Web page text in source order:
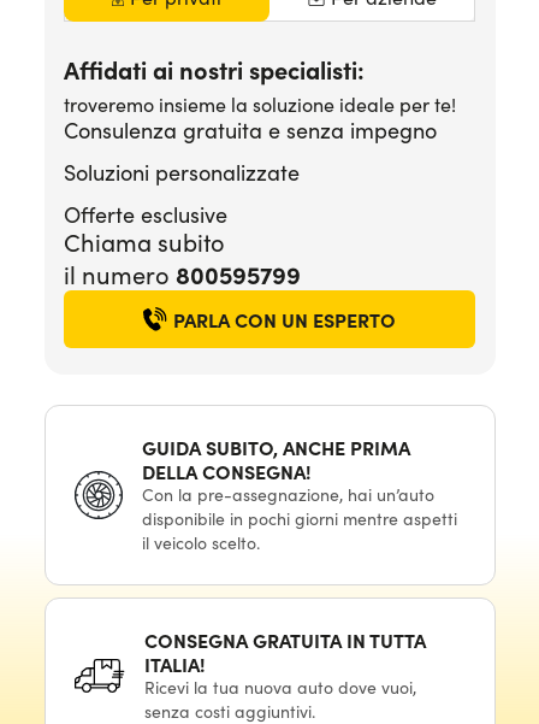
Affidati ai nostri specialisti:
troveremo insieme la soluzione ideale per te!
Consulenza gratuita e senza impegno
Soluzioni personalizzate
Offerte esclusive
Chiama subito
il numero 800595799
PARLA CON UN ESPERTO
GUIDA SUBITO, ANCHE PRIMA
DELLA CONSEGNA!
Con la pre-assegnazione, hai un’auto
disponibile in pochi giorni mentre aspetti
il veicolo scelto.
CONSEGNA GRATUITA IN TUTTA
ITALIA!
Ricevi la tua nuova auto dove vuoi,
senza costi aggiuntivi.